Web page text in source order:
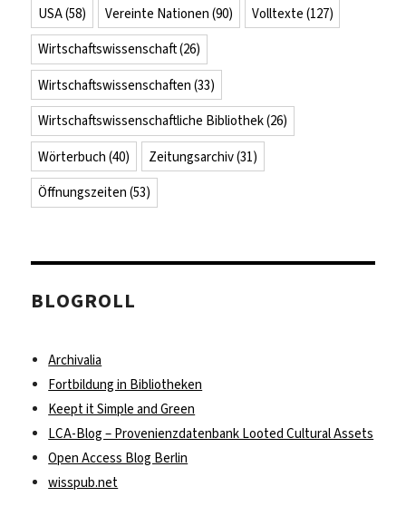
USA(58) Vereinte Nationen (90) Volltexte (127)
Wirtschaftswissenschaft(26)
Wirtschaftswissenschaften (33)
Wirtschaftswissenschaftliche Bibliothek(26)
Wörterbuch (40) Zeitungsarchiv(31)
Öffnungszeiten (53)
BLOGROLL
Archivalia
Fortbildung in Bibliotheken
Keept it Simple and Green
LCA-Blog – Provenienzdatenbank Looted Cultural Assets
Open Access Blog Berlin
wisspub.net